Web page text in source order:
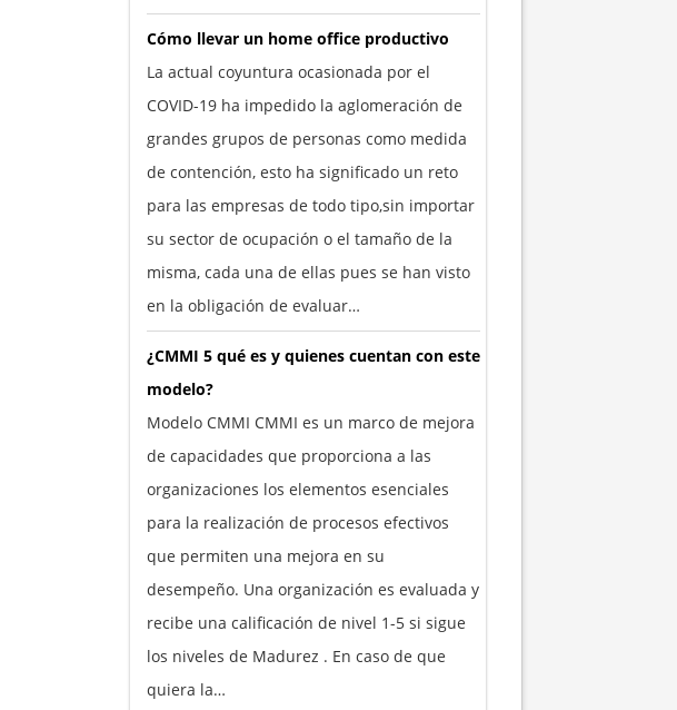
Cómo llevar un home office productivo
La actual coyuntura ocasionada por el
COVID-19 ha impedido la aglomeración de
grandes grupos de personas como medida
de contención, esto ha significado un reto
para las empresas de todo tipo,sin importar
su sector de ocupación o el tamaño de la
misma, cada una de ellas pues se han visto
en la obligación de evaluar…
¿CMMI 5 qué es y quienes cuentan con este
modelo?
Modelo CMMI CMMI es un marco de mejora
de capacidades que proporciona a las
organizaciones los elementos esenciales
para la realización de procesos efectivos
que permiten una mejora en su
desempeño. Una organización es evaluada y
recibe una calificación de nivel 1-5 si sigue
los niveles de Madurez . En caso de que
quiera la…